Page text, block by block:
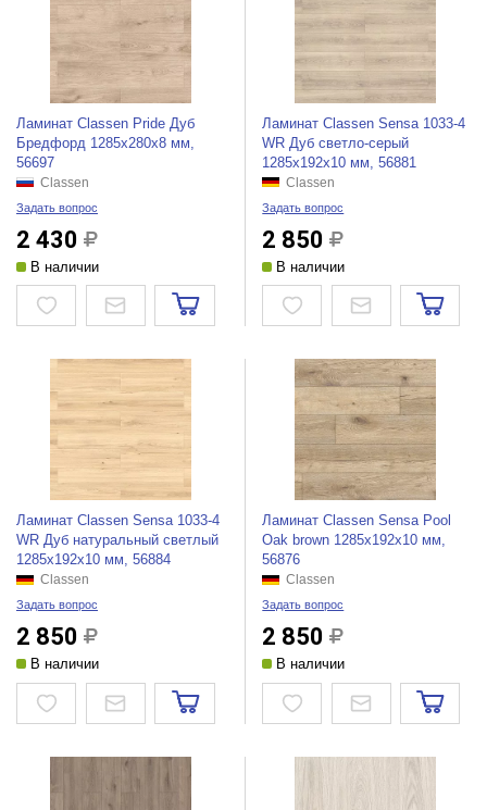
Ламинат Classen Pride Дуб
Бредфорд 1285x280x8 мм,
56697
Classen
Задать вопрос
2 430
В наличии
Ламинат Classen Sensa 1033-4
WR Дуб светло-серый
1285x192x10 мм, 56881
Classen
Задать вопрос
2 850
В наличии
Ламинат Classen Sensa 1033-4
WR Дуб натуральный светлый
1285x192x10 мм, 56884
Classen
Задать вопрос
2 850
В наличии
Ламинат Classen Sensa Pool
Oak brown 1285x192x10 мм,
56876
Classen
Задать вопрос
2 850
В наличии